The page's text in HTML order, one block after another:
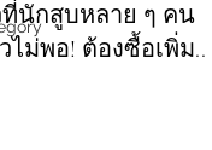
นักสูบหลาย ๆ คน
ไม่พอ! ต้องซื้อเพิ่ม..